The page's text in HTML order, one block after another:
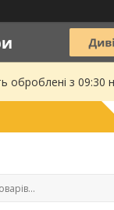
оброблені з